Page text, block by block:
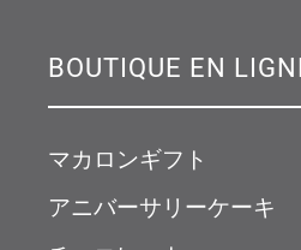
BOUTIQUE EN
マカロンギフト
アニバーサリーケーキ